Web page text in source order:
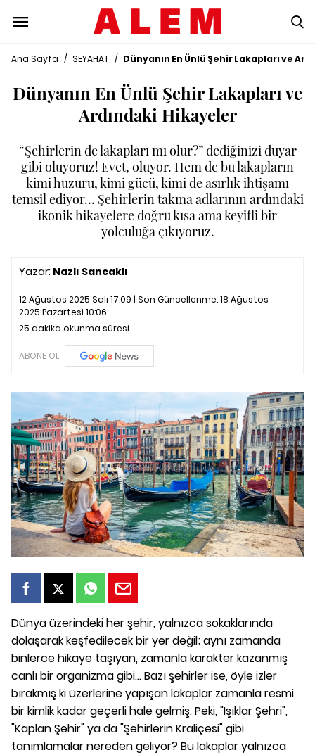
Ana Sayfa / SEYAHAT / Dünyanın En Ünlü Şehir Lakapları ve
Dünyanın En Ünlü Şehir Lakapları ve
Ardındaki Hikayeler
“Şehirlerin de lakapları mı olur?” dediğinizi duyar
gibi oluyoruz! Evet, oluyor. Hem de bu lakapların
kimi huzuru, kimi gücü, kimi de asırlık ihtişamı
temsil ediyor… Şehirlerin takma adlarının ardındaki
ikonik hikayelere doğru kısa ama keyifli bir
yolculuğa çıkıyoruz.
Yazar: Nazlı Sancaklı
12 Ağustos 2025 Salı 17:09 | Son Güncellenme:18 Ağustos
2025 Pazartesi 10:06
25 dakika okunma süresi
ABONE OL
Dünya üzerindeki her şehir, yalnızca sokaklarında
dolaşarak keşfedilecek bir yer değil; aynı zamanda
binlerce hikaye taşıyan, zamanla karakter kazanmış
canlı bir organizma gibi... Bazı şehirler ise, öyle izler
bırakmış ki üzerlerine yapışan lakaplar zamanla resmi
bir kimlik kadar geçerli hale gelmiş. Peki, "Işıklar Şehri",
"Kaplan Şehir" ya da "Şehirlerin Kraliçesi" gibi
tanımlamalar nereden geliyor? Bu lakaplar yalnızca